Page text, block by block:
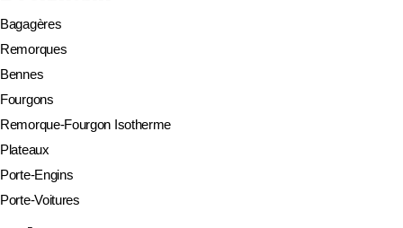
Bagagères
Remorques
Bennes
Fourgons
Remorque-Fourgon Isotherme
Plateaux
Porte-Engins
Porte-Voitures